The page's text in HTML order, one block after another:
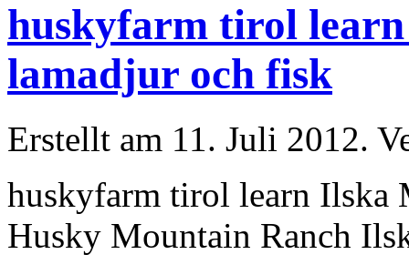
huskyfarm tirol
lamadjur och fisk
Erstellt am 11. Juli 2012.
huskyfarm tirol learn
Husky Mountain Ranch